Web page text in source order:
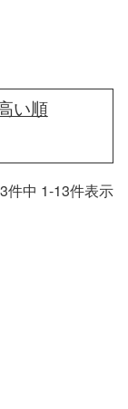
い順
件中 1-13件表示